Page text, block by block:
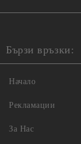
Бързи връзки:
Начало
Рекламации
За Нас